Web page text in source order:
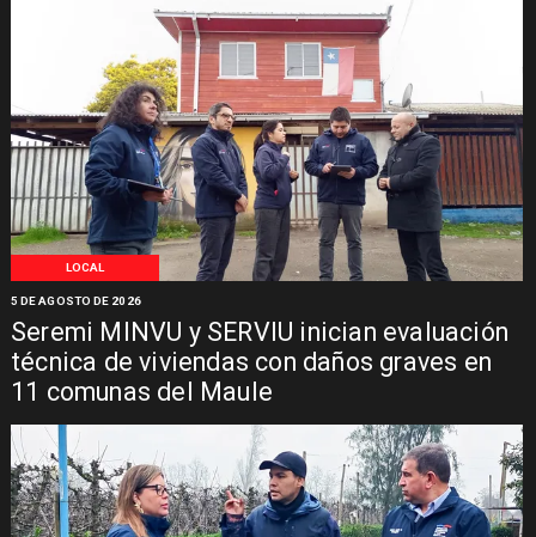
LOCAL
Seremi MINVU y SERVIU inician evaluación
técnica de viviendas con daños graves en
11 comunas del Maule
5 DE AGOSTO DE 2026